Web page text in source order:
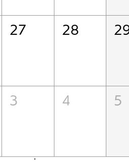
27 28
3 4 5